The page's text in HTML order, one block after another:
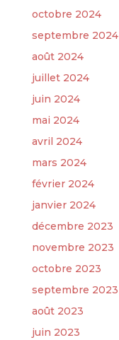
octobre 2024
septembre 2024
août 2024
juillet 2024
juin 2024
mai 2024
avril 2024
mars 2024
février 2024
janvier 2024
décembre 2023
novembre 2023
octobre 2023
septembre 2023
août 2023
juin 2023